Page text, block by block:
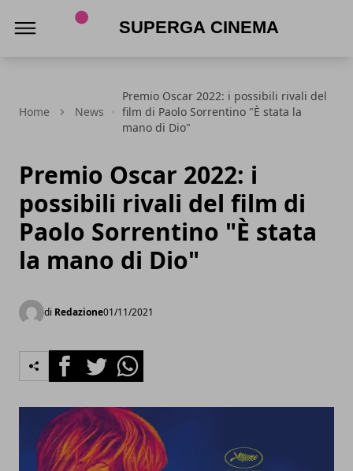
Home News
Premio Oscar 2022: i possibili rivali del
film di Paolo Sorrentino "È stata la
mano di Dio"
Premio Oscar 2022: i
possibili rivali del film di
Paolo Sorrentino "È stata
la mano di Dio"
di Redazione01/11/2021
FacebookTwitterWhatsapp